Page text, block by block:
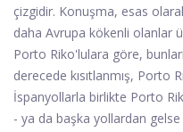
çizgidir. Konuşma, esas
daha Avrupa kökenli olanlar
Porto Riko'lulara göre,
derecede kısıtlanmış,
İspanyollarla birlikte Porto
- ya da başka yollardan